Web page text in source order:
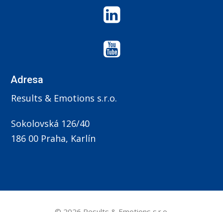
Adresa
Results & Emotions s.r.o.
Sokolovská 126/40
186 00 Praha, Karlín